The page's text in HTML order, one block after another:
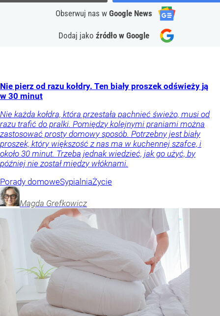
Obserwuj nas w Google News
Dodaj jako źródło w Google
Nie pierz od razu kołdry. Ten biały proszek odświeży ją
w 30 minut
Nie każda kołdra, która przestała pachnieć świeżo, musi od
razu trafić do pralki. Pomiędzy kolejnymi praniami można
zastosować prosty domowy sposób. Potrzebny jest biały
proszek, który większość z nas ma w kuchennej szafce, i
około 30 minut. Trzeba jednak wiedzieć, jak go użyć, by
później nie został między włóknami.
Porady domoweSypialniaŻycie
Magda Grefkowicz